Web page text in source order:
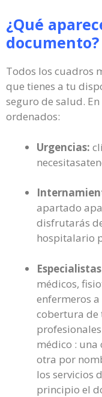
¿Qué
documento?
Todos los cuadros
que tienes a tu
seguro de salud.
ordenados:
Urgencias:
apartado
disfrutarás
hospitalario
médicos,
enfermeros
cobertura de
médico :
otra por
los servicios
principio el